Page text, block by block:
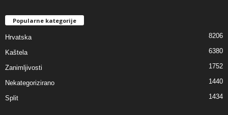
Popularne kategorije
Hrvatska 8206
Kaštela 6380
Zanimljivosti 1752
Nekategorizirano 1440
Split 1434